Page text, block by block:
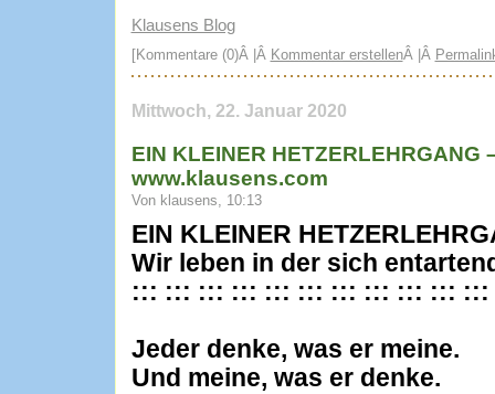
Klausens Blog
[Kommentare (0)Â |Â Kommentar erstellenÂ |Â
Mittwoch, 22. Januar 2020
EIN KLEINER HETZERLEHRGANG
www.klausens.com
Von klausens, 10:13
EIN KLEINER
Wir leben in der sich
::: ::: ::: ::: ::: ::: ::: ::: ::: :::
Jeder denke, was er meine.
Und meine, was er denke.